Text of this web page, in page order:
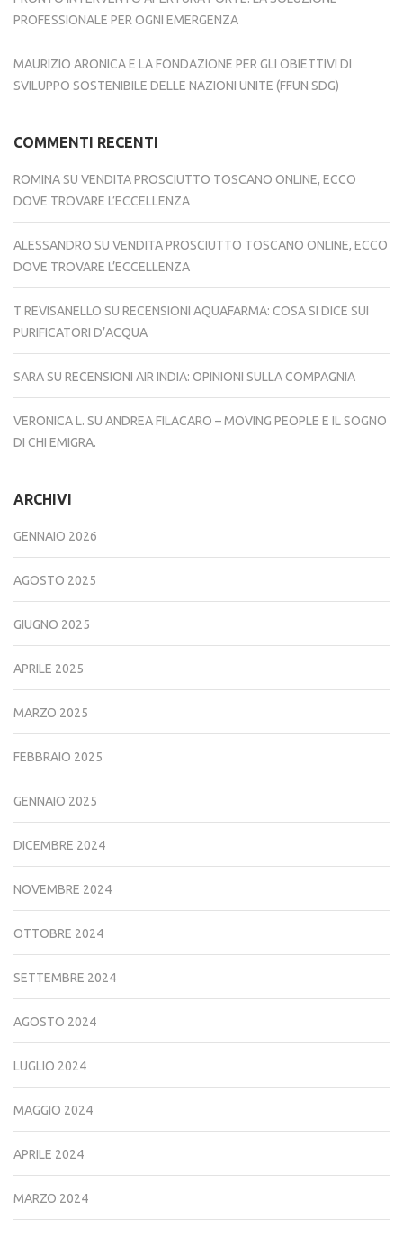
PROFESSIONALE PER OGNI EMERGENZA
MAURIZIO ARONICA E LA FONDAZIONE PER GLI OBIETTIVI DI
SVILUPPO SOSTENIBILE DELLE NAZIONI UNITE (FFUN SDG)
COMMENTI RECENTI
ROMINA SU VENDITA PROSCIUTTO TOSCANO ONLINE, ECCO
DOVE TROVARE L’ECCELLENZA
ALESSANDRO SU VENDITA PROSCIUTTO TOSCANO ONLINE, ECCO
DOVE TROVARE L’ECCELLENZA
T REVISANELLO SU RECENSIONI AQUAFARMA: COSA SI DICE SUI
PURIFICATORI D’ACQUA
SARA SU RECENSIONI AIR INDIA: OPINIONI SULLA COMPAGNIA
VERONICA L. SU ANDREA FILACARO – MOVING PEOPLE E IL SOGNO
DI CHI EMIGRA.
ARCHIVI
GENNAIO 2026
AGOSTO 2025
GIUGNO 2025
APRILE 2025
MARZO 2025
FEBBRAIO 2025
GENNAIO 2025
DICEMBRE 2024
NOVEMBRE 2024
OTTOBRE 2024
SETTEMBRE 2024
AGOSTO 2024
LUGLIO 2024
MAGGIO 2024
APRILE 2024
MARZO 2024